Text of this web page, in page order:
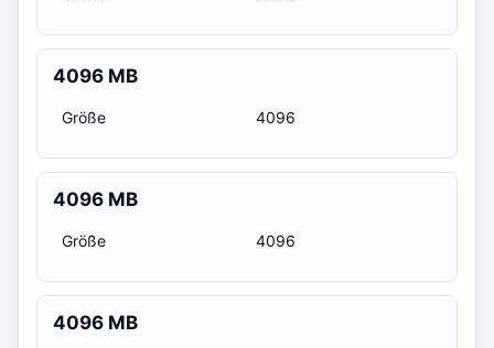
4096 MB
Größe 4096
4096 MB
Größe 4096
4096 MB